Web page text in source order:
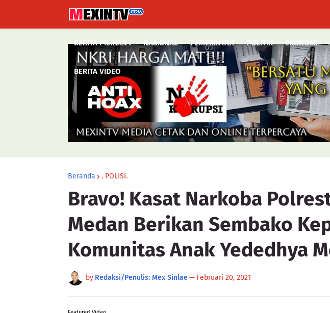
BERITA PILIHAN : NASIONAL PEMERINTAH POLITIK EKONOMI
BERITA VIDEO
Beranda . POLISI.
Bravo! Kasat Narkoba
Medan Berikan Sembako
Komunitas Anak Yededhya
by Redaksi/Penulis: Mex Sinlae— Februari 20, 2021